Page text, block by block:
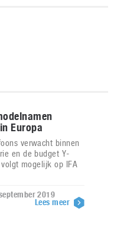
Europa
verwacht binnen
en de budget Y-
mogelijk op IFA
2019
Lees meer